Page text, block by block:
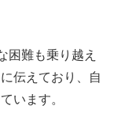
困難も乗り越え
伝えており、自
います。